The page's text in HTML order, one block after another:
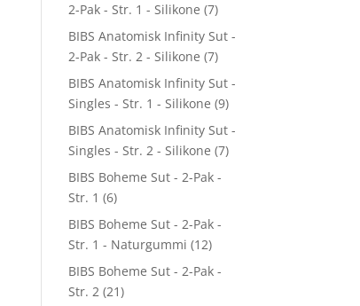
2-Pak - Str. 1 - Silikone (7)
BIBS Anatomisk Infinity Sut -
2-Pak - Str. 2 - Silikone (7)
BIBS Anatomisk Infinity Sut -
Singles - Str. 1 - Silikone (9)
BIBS Anatomisk Infinity Sut -
Singles - Str. 2 - Silikone (7)
BIBS Boheme Sut - 2-Pak -
Str. 1 (6)
BIBS Boheme Sut - 2-Pak -
Str. 1 - Naturgummi (12)
BIBS Boheme Sut - 2-Pak -
Str. 2 (21)